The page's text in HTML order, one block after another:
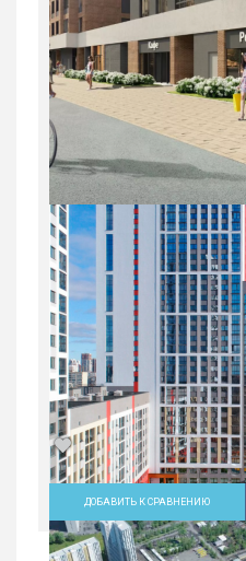
20/31
Студия в ЖК
ДОБАВИТЬ К СРАВНЕНИЮ